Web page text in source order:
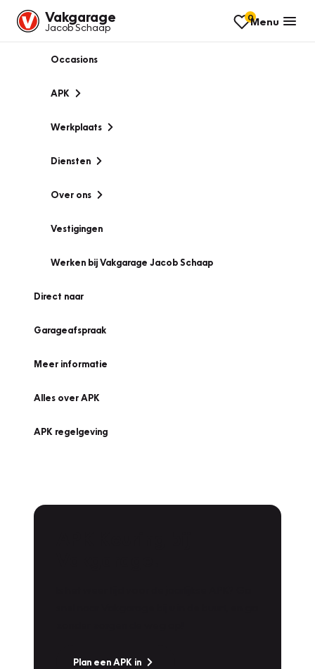
Vakgarage
Jacob Schaap
0Menu
Occasions
APK
Werkplaats
Diensten
Over ons
Vestigingen
Werken bij Vakgarage Jacob Schaap
Direct naar
Garageafspraak
Meer informatie
Alles over APK
APK regelgeving
Plan een APK in